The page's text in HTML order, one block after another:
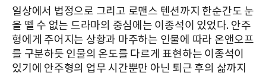
일상에서 법정으로 그리고 로맨스 텐션까지 한순간도 눈
을 뗄 수 없는 드라마의 중심에는 이종석이 있었다. 안주
형에게 주어지는 상황과 마주하는 인물에 따라 온앤오프
를 구분하듯 인물의 온도를 다르게 표현하는 이종석이
있기에 안주형의 업무 시간뿐만 아닌 퇴근 후의 삶까지